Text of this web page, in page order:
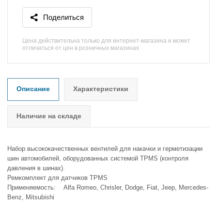
Поделиться
Цена действительна только для интернет-магазина и может
отличаться от цен в розничных магазинах
Описание Характеристики
Наличие на складе
Набор высококачественных вентилей для накачки и герметизации
шин автомобилей, оборудованных системой TPMS (контроля
давления в шинах).
Ремкомплект для датчиков TPMS
Применяемость: Alfa Romeo, Chrisler, Dodge, Fiat, Jeep, Mercedes-
Benz, Mitsubishi